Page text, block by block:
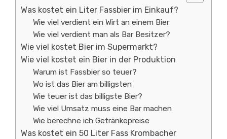
Was kostet ein Liter Fassbier im Einkauf?
Wie viel verdient ein Wirt an einem Bier
Wie viel verdient man als Bar Besitzer?
Wie viel kostet Bier im Supermarkt?
Wie viel kostet ein Bier in der Produktion
Warum ist Fassbier so teuer?
Wo ist das Bier am billigsten
Wie teuer ist das billigste Bier?
Wie viel Umsatz muss eine Bar machen
Wie berechne ich Getränkepreise
Was kostet ein 50 Liter Fass Krombacher